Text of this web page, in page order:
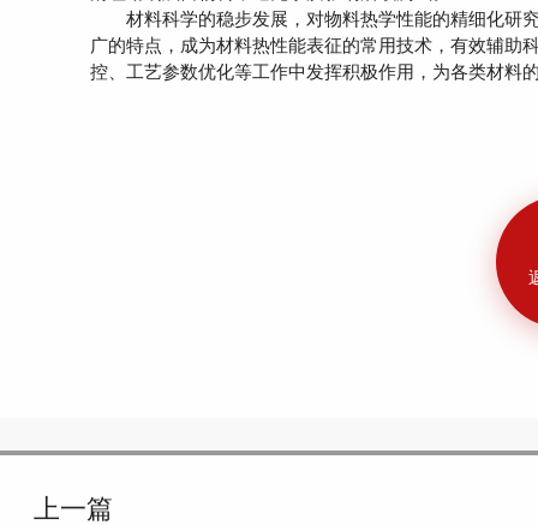
材料科学的稳步发展，对物料热学性能的精细化研
广的特点，成为材料热性能表征的常用技术，有效辅助
控、工艺参数优化等工作中发挥积极作用，为各类材料
上一篇